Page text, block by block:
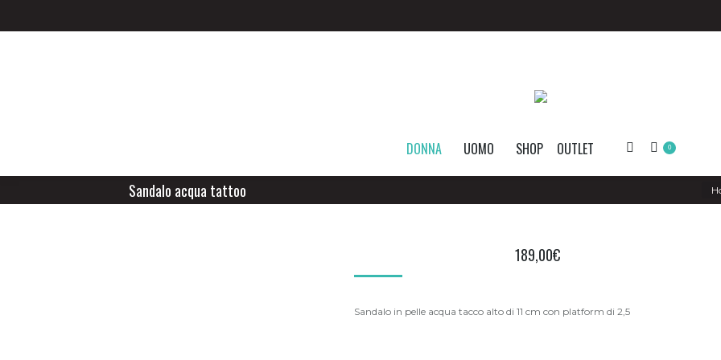
DONNA UOMO SHOP OUTLET Search: 0
Sandalo acqua tattoo
189,00€
Sandalo in pelle acqua tacco alto di 11 cm con platform di 2,5